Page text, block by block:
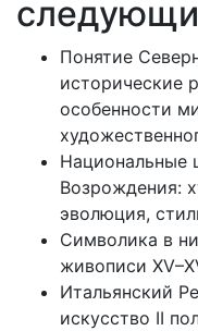
Понятие
исторические
особенности
Национальные
Возрождения:
эволюция,
Символика в
живописи
Итальянский
искусство II